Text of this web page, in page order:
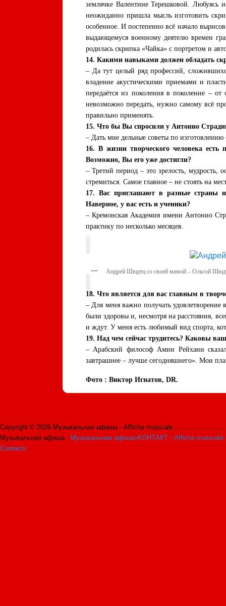
землячке Валентине Терешковой. Любуясь
неожиданно пришла мысль изготовить
особенное. И постепенно всё начало
выдающемуся военному деятелю времен
родилась скрипка «Чайка» с портретом и
14. Какими навыками должен обладать
– Да тут целый ряд профессий,
владение акустическими приемами и
передаётся из поколения в поколение –
невозможно передать, нужно самому всё
правильно применять.
15. Что бы Вы спросили у Антонио
– Дать мне дельные советы по
16. В жизни творческого человека
Возможно, Вы его уже достигли?
– Третий период – это зрелость,
стремиться. Самое главное – не стоять на
17. Вас приглашают в разные страны
Наверное, у вас есть и ученики?
– Кремонская Академия имени Антонио
практику по несколько месяцев.
Андрей Шюдтц со своей мамой – Ольгой
18. Что является для вас главным в
– Для меня важно получать удовлетворение
были здоровы и, несмотря на расстояния,
и ждут. У меня есть любимый вид спорта,
19. Над чем сейчас трудитесь? Каковы
– Арабский философ Амин Рейхани
завтрашнее – лучше сегодняшнего». Мои
Фото : Виктор Игнатов, DR.
Copyright © 2026 Музыкальная афиша - Affiche musicale.........................
Музыкальная афиша : Музыкальная афиша-KОНТАКТ - Affiche musicale-
Contacts .